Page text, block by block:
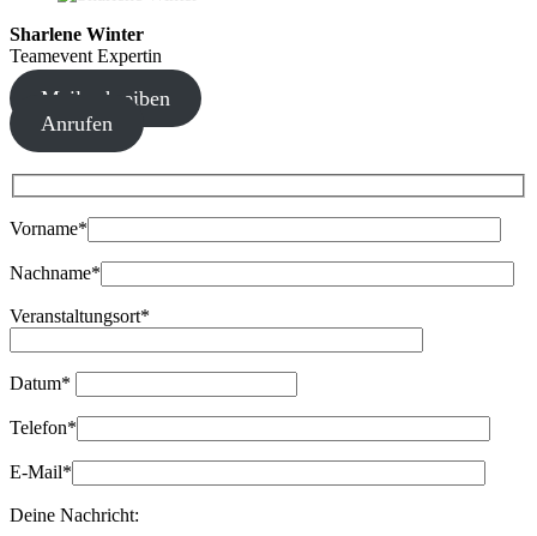
Sharlene Winter
Teamevent Expertin
Mail schreiben
Anrufen
Bitte lasse dieses Feld leer.
Vorname*
Nachname*
Veranstaltungsort*
Datum*
Telefon*
E-Mail*
Deine Nachricht: